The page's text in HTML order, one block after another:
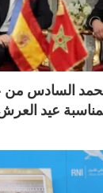
السادس من
عيد